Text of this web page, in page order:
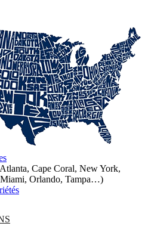
Cape Coral, New York,
Orlando, Tampa…)